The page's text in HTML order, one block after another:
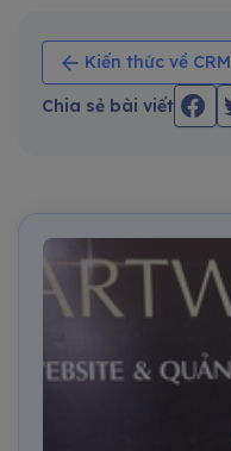
Kiến thức về CRM
Chia sẻ bài viết